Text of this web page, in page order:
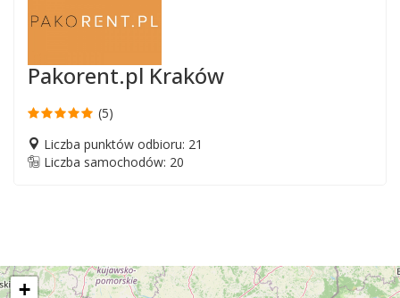
Pakorent.pl Kraków
(5)
Liczba punktów odbioru: 21
Liczba samochodów: 20
+